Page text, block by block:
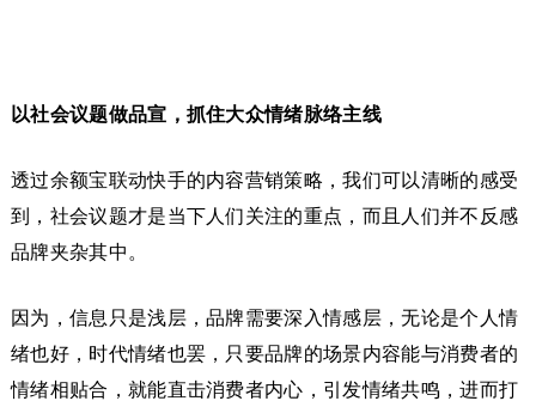
以社会议题做品宣，抓住大众情绪脉络主线
透过余额宝联动快手的内容营销策略，我们可以清晰的感受
到，社会议题才是当下人们关注的重点，而且人们并不反感
品牌夹杂其中。
因为，信息只是浅层，品牌需要深入情感层，无论是个人情
绪也好，时代情绪也罢，只要品牌的场景内容能与消费者的
情绪相贴合，就能直击消费者内心，引发情绪共鸣，进而打